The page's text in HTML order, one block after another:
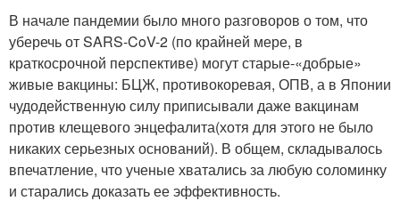
В начале пандемии было много разговоров о том, что
уберечь от SARS-CoV-2 (по крайней мере, в
краткосрочной перспективе) могут старые-«добрые»
живые вакцины: БЦЖ, противокоревая, ОПВ, а в Японии
чудодейственную силу приписывали даже вакцинам
против клещевого энцефалита(хотя для этого не было
никаких серьезных оснований). В общем, складывалось
впечатление, что ученые хватались за любую соломинку
и старались доказать ее эффективность.